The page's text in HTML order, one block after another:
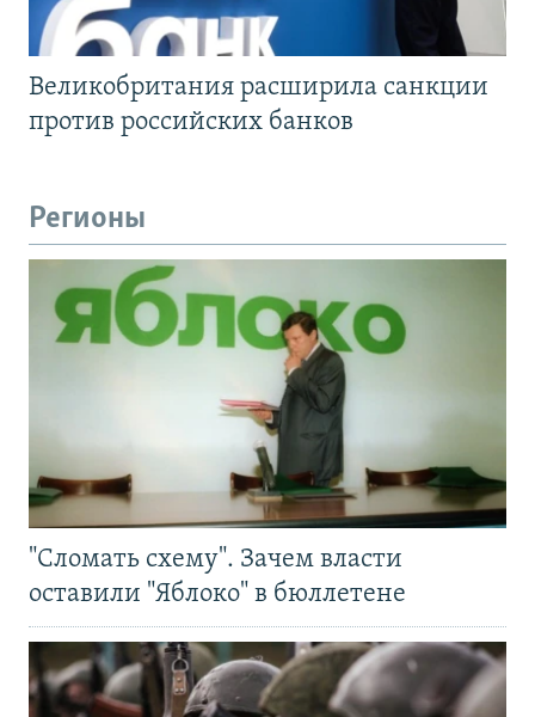
Великобритания расширила санкции
против российских банков
Регионы
"Сломать схему". Зачем власти
оставили "Яблоко" в бюллетене